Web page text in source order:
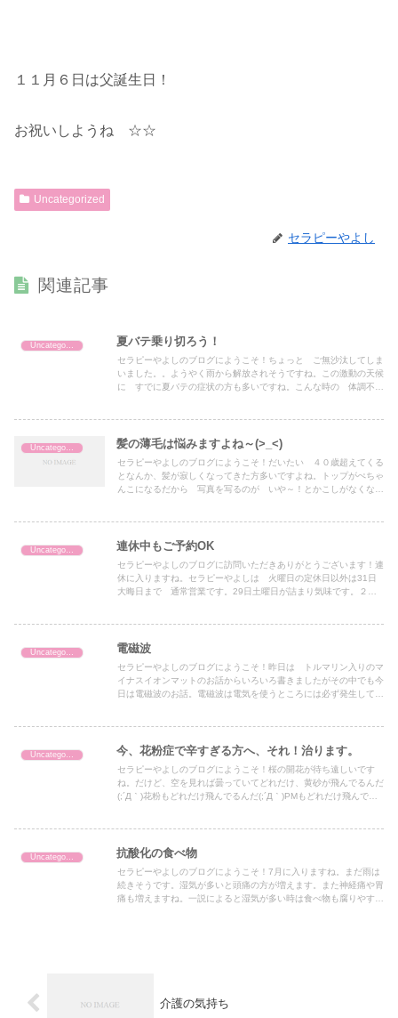
１１月６日は父誕生日！
お祝いしようね ☆☆
Uncategorized
セラピーやよし
関連記事
Uncategorized 夏バテ乗り切ろう！
セラピーやよしのブログにようこそ！ちょっと ご無沙汰してしま
いました。。ようやく雨から解放されそうですね。この激動の天候
に すでに夏バテの症状の方も多いですね。こんな時の 体調不良
Uncategorized 髪の薄毛は悩みますよね～(>_<)
セラピーやよしのブログにようこそ！だいたい ４０歳超えてくる
となんか、髪が寂しくなってきた方多いですよね。トップがぺちゃ
んこになるだから 写真を写るのが いや～！とかこしがなくなっ
Uncategorized 連休中もご予約OK
セラピーやよしのブログに訪問いただきありがとうございます！連
休に入りますね。セラピーやよしは 火曜日の定休日以外は31日
大晦日まで 通常営業です。29日土曜日が詰まり気味です。２２
Uncategorized 電磁波
セラピーやよしのブログにようこそ！昨日は トルマリン入りのマ
イナスイオンマットのお話からいろいろ書きましたがその中でも今
日は電磁波のお話。電磁波は電気を使うところには必ず発生してい
今、花粉症で辛すぎる方へ、それ！治ります。
セラピーやよしのブログにようこそ！桜の開花が待ち遠しいです
ね。だけど、空を見れば曇っていてどれだけ、黄砂が飛んでるんだ
(;´Д｀)花粉もどれだけ飛んでるんだ(;´Д｀)PMもどれだけ飛んでい
抗酸化の食べ物
セラピーやよしのブログにようこそ！7月に入りますね。まだ雨は
続きそうです。湿気が多いと頭痛の方が増えます。また神経痛や胃
痛も増えますね。一説によると湿気が多い時は食べ物も腐りやすい
介護の気持ち